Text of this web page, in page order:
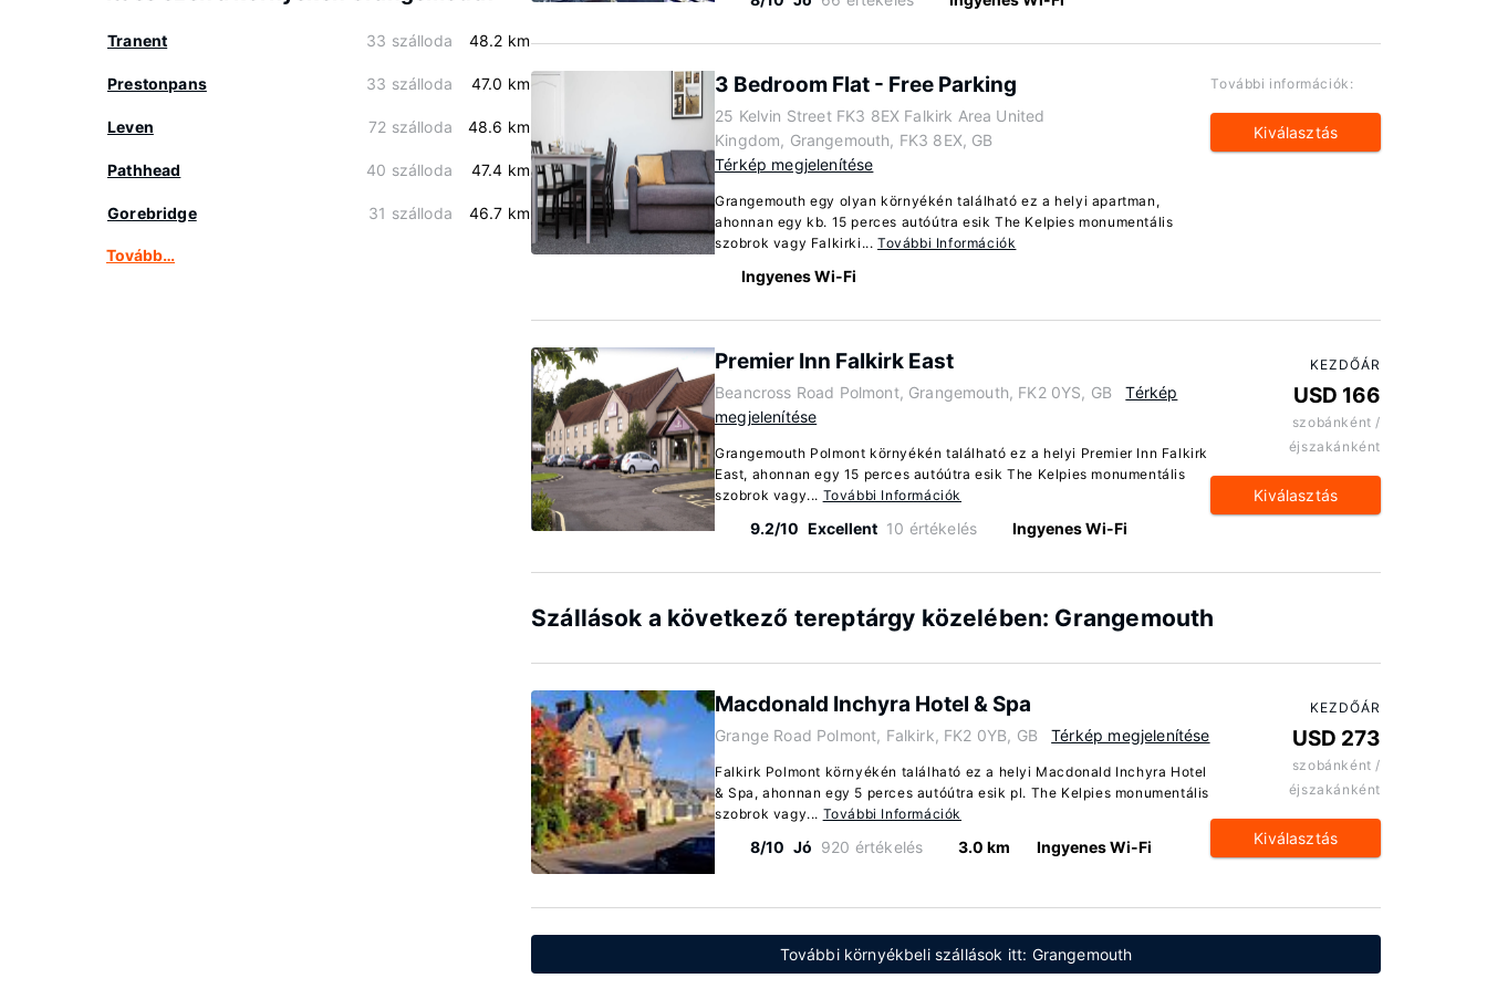
Tranent 33 szálloda 48.2 km
Prestonpans 33 szálloda 47.0 km
Leven 72 szálloda 48.6 km
Pathhead 40 szálloda 47.4 km
Gorebridge 31 szálloda 46.7 km
Tovább…
3 Bedroom Flat - Free Parking
25 Kelvin Street FK3 8EX Falkirk Area United
Kingdom, Grangemouth, FK3 8EX, GB
Térkép megjelenítése
Grangemouth egy olyan környékén található ez a helyi apartman,
ahonnan egy kb. 15 perces autóútra esik The Kelpies monumentális
szobrok vagy Falkirki...További Információk
Ingyenes Wi-Fi
További információk:
Kiválasztás
Premier Inn Falkirk East
Beancross Road Polmont, Grangemouth, FK2 0YS, GB
Térkép
megjelenítése
Grangemouth Polmont környékén található ez a helyi Premier Inn Falkirk
East, ahonnan egy 15 perces autóútra esik The Kelpies monumentális
szobrok vagy... További Információk
9.2/10 Excellent 10 értékelés Ingyenes Wi-Fi
KEZDŐÁR
USD 166
szobánként /
éjszakánként
Kiválasztás
Szállások a következő tereptárgy közelében: Grangemouth
Macdonald Inchyra Hotel & Spa
Grange Road Polmont, Falkirk, FK2 0YB, GB Térkép megjelenítése
Falkirk Polmont környékén található ez a helyi Macdonald Inchyra Hotel
& Spa, ahonnan egy 5 perces autóútra esik pl. The Kelpies monumentális
szobrok vagy... További Információk
8/10 Jó 920 értékelés 3.0 km Ingyenes Wi-Fi
KEZDŐÁR
USD 273
szobánként /
éjszakánként
Kiválasztás
További környékbeli szállások itt: Grangemouth